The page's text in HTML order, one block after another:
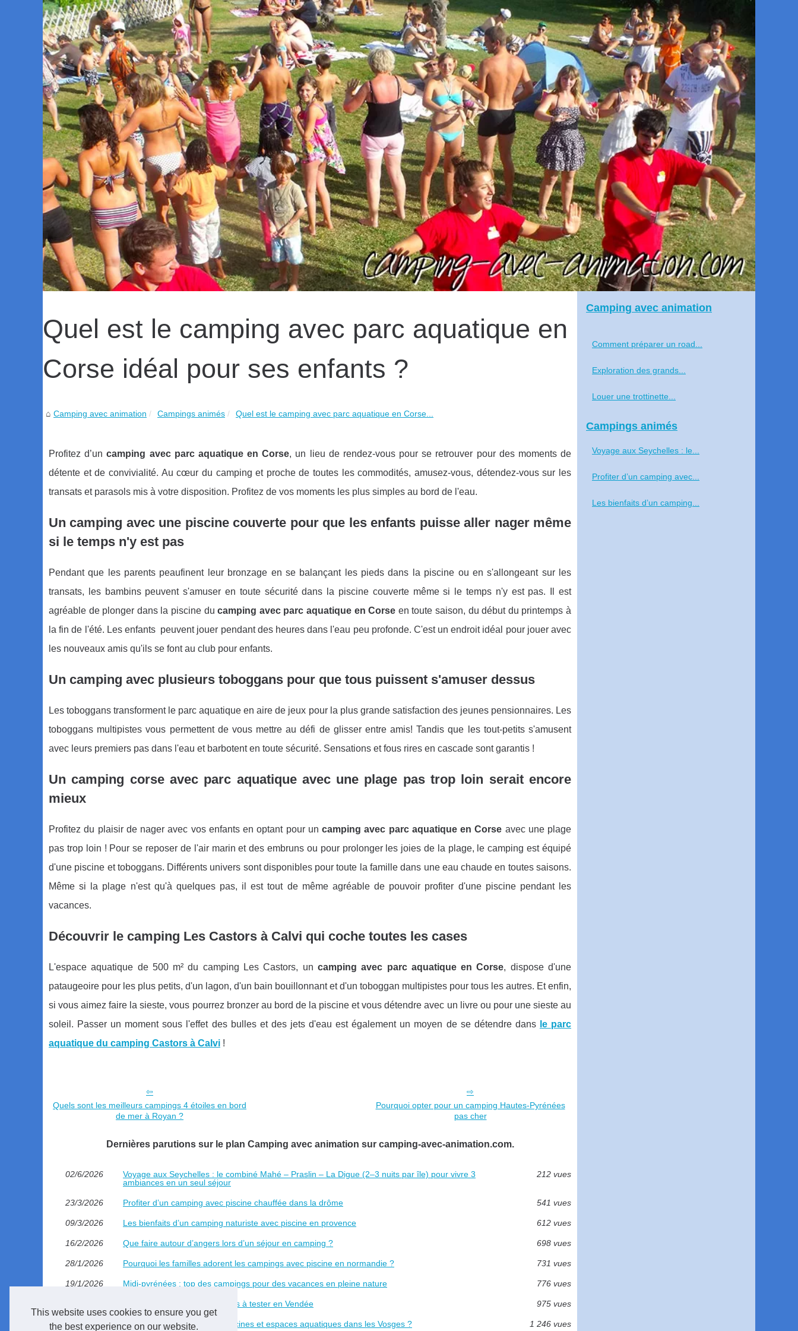
This website uses cookies to ensure you get
the best experience on our website.
Quel est le camping avec parc aquatique en
Corse idéal pour ses enfants ?
Camping avec animation Campings animés Quel est le camping avec parc aquatique en Corse...
Profitez d’uncamping avec parc aquatique en Corse, un lieu de rendez-vous pour se retrouver pour des moments de
détente et de convivialité. Au cœur du camping et proche de toutes les commodités, amusez-vous, détendez-vous sur les
transats et parasols mis à votre disposition. Profitez de vos moments les plus simples au bord de l'eau.
Un camping avec une piscine couverte pour que les enfants puisse aller nager même
si le temps n'y est pas
Pendant que les parents peaufinent leur bronzage en se balançant les pieds dans la piscine ou en s'allongeant sur les
transats, les bambins peuvent s'amuser en toute sécurité dans la piscine couverte même si le temps n'y est pas. Il est
agréable de plonger dans la piscine ducamping avec parc aquatique en Corse en toute saison, du début du printemps à
la fin de l'été. Les enfants peuvent jouer pendant des heures dans l'eau peu profonde. C'est un endroit idéal pour jouer avec
les nouveaux amis qu'ils se font au club pour enfants.
Un camping avec plusieurs toboggans pour que tous puissent s'amuser dessus
Les toboggans transforment le parc aquatique en aire de jeux pour la plus grande satisfaction des jeunes pensionnaires. Les
toboggans multipistes vous permettent de vous mettre au défi de glisser entre amis! Tandis que les tout-petits s'amusent
avec leurs premiers pas dans l'eau et barbotent en toute sécurité. Sensations et fous rires en cascade sont garantis !
Un camping corse avec parc aquatique avec une plage pas trop loin serait encore
mieux
Profitez du plaisir de nager avec vos enfants en optant pour un camping avec parc aquatique en Corse avec une plage
pas trop loin ! Pour se reposer de l'air marin et des embruns ou pour prolonger les joies de la plage, le camping est équipé
d'une piscine et toboggans. Différents univers sont disponibles pour toute la famille dans une eau chaude en toutes saisons.
Même si la plage n'est qu'à quelques pas, il est tout de même agréable de pouvoir profiter d'une piscine pendant les
vacances.
Découvrir le camping Les Castors à Calvi qui coche toutes les cases
L'espace aquatique de 500 m² du camping Les Castors, un camping avec parc aquatique en Corse, dispose d'une
pataugeoire pour les plus petits, d'un lagon, d'un bain bouillonnant et d'un toboggan multipistes pour tous les autres. Et enfin,
si vous aimez faire la sieste, vous pourrez bronzer au bord de la piscine et vous détendre avec un livre ou pour une sieste au
soleil. Passer un moment sous l'effet des bulles et des jets d'eau est également un moyen de se détendre dans le parc
aquatique du camping Castors à Calvi !
Quels sont les meilleurs campings 4 étoiles en bord
de mer à Royan ?
Pourquoi opter pour un camping Hautes-Pyrénées
pas cher
Dernières parutions sur le plan Camping avec animation sur camping-avec-animation.com.
02/6/2026
Voyage aux Seychelles : le combiné Mahé – Praslin – La Digue (2–3 nuits par île) pour vivre 3
ambiances en un seul séjour
212 vues
23/3/2026 Profiter d’un camping avec piscine chauffée dans la drôme 541 vues
09/3/2026 Les bienfaits d’un camping naturiste avec piscine en provence 612 vues
16/2/2026 Que faire autour d’angers lors d’un séjour en camping ? 698 vues
28/1/2026 Pourquoi les familles adorent les campings avec piscine en normandie ? 731 vues
19/1/2026 Midi-pyrénées : top des campings pour des vacances en pleine nature 776 vues
Les meilleurs parcs aquatiques à tester en Vendée 975 vues
05/10/2025 Où profiter des plus belles piscines et espaces aquatiques dans les Vosges ? 1 246 vues
Camping avec animation
Comment préparer un road...
Exploration des grands...
Louer une trottinette...
Campings animés
Voyage aux Seychelles : le...
Profiter d’un camping avec...
Les bienfaits d’un camping...